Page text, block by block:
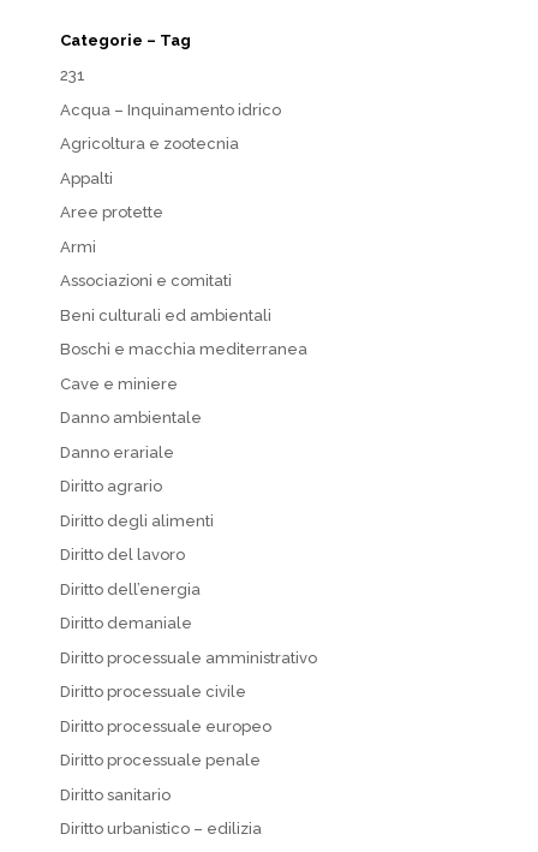
Categorie – Tag
231
Acqua – Inquinamento idrico
Agricoltura e zootecnia
Appalti
Aree protette
Armi
Associazioni e comitati
Beni culturali ed ambientali
Boschi e macchia mediterranea
Cave e miniere
Danno ambientale
Danno erariale
Diritto agrario
Diritto degli alimenti
Diritto del lavoro
Diritto dell’energia
Diritto demaniale
Diritto processuale amministrativo
Diritto processuale civile
Diritto processuale europeo
Diritto processuale penale
Diritto sanitario
Diritto urbanistico – edilizia